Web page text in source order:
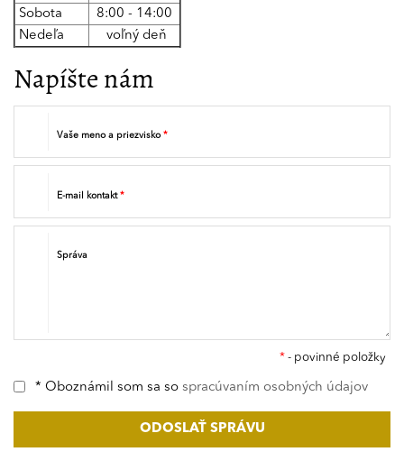
Sobota
8:00 - 14:00
Nedeľa
voľný deň
Napíšte nám
Vaše meno a priezvisko *
E-mail kontakt*
Správa
* - povinné položky
* Oboznámil som sa so spracúvaním osobných údajov
ODOSLAŤ SPRÁVU